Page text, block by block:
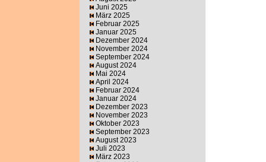
Juni 2025
März 2025
Februar 2025
Januar 2025
Dezember 2024
November 2024
September 2024
August 2024
Mai 2024
April 2024
Februar 2024
Januar 2024
Dezember 2023
November 2023
Oktober 2023
September 2023
August 2023
Juli 2023
März 2023